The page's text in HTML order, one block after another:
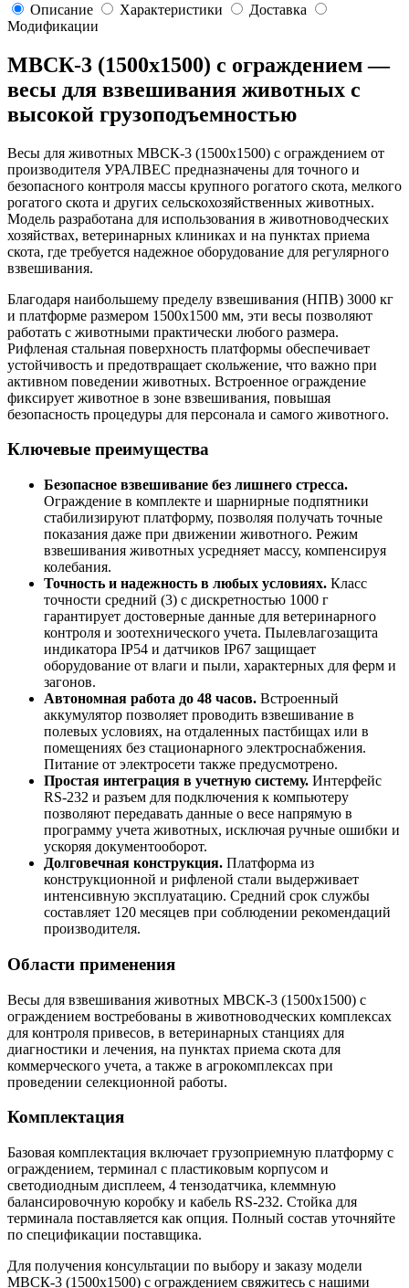
Описание
Характеристики
Доставка
Модификации
МВСК-3 (1500х1500) с ограждением —
весы для взвешивания животных с
высокой грузоподъемностью
Весы для животных МВСК-3 (1500х1500) с ограждением от
производителя УРАЛВЕС предназначены для точного и
безопасного контроля массы крупного рогатого скота, мелкого
рогатого скота и других сельскохозяйственных животных.
Модель разработана для использования в животноводческих
хозяйствах, ветеринарных клиниках и на пунктах приема
скота, где требуется надежное оборудование для регулярного
взвешивания.
Благодаря наибольшему пределу взвешивания (НПВ) 3000 кг
и платформе размером 1500х1500 мм, эти весы позволяют
работать с животными практически любого размера.
Рифленая стальная поверхность платформы обеспечивает
устойчивость и предотвращает скольжение, что важно при
активном поведении животных. Встроенное ограждение
фиксирует животное в зоне взвешивания, повышая
безопасность процедуры для персонала и самого животного.
Ключевые преимущества
Безопасное взвешивание без лишнего стресса.
Ограждение в комплекте и шарнирные подпятники
стабилизируют платформу, позволяя получать точные
показания даже при движении животного. Режим
взвешивания животных усредняет массу, компенсируя
колебания.
Точность и надежность в любых условиях. Класс
точности средний (3) с дискретностью 1000 г
гарантирует достоверные данные для ветеринарного
контроля и зоотехнического учета. Пылевлагозащита
индикатора IP54 и датчиков IP67 защищает
оборудование от влаги и пыли, характерных для ферм и
загонов.
Автономная работа до 48 часов. Встроенный
аккумулятор позволяет проводить взвешивание в
полевых условиях, на отдаленных пастбищах или в
помещениях без стационарного электроснабжения.
Питание от электросети также предусмотрено.
Простая интеграция в учетную систему. Интерфейс
RS-232 и разъем для подключения к компьютеру
позволяют передавать данные о весе напрямую в
программу учета животных, исключая ручные ошибки и
ускоряя документооборот.
Долговечная конструкция. Платформа из
конструкционной и рифленой стали выдерживает
интенсивную эксплуатацию. Средний срок службы
составляет 120 месяцев при соблюдении рекомендаций
производителя.
Области применения
Весы для взвешивания животных МВСК-3 (1500х1500) с
ограждением востребованы в животноводческих комплексах
для контроля привесов, в ветеринарных станциях для
диагностики и лечения, на пунктах приема скота для
коммерческого учета, а также в агрокомплексах при
проведении селекционной работы.
Комплектация
Базовая комплектация включает грузоприемную платформу с
ограждением, терминал с пластиковым корпусом и
светодиодным дисплеем, 4 тензодатчика, клеммную
балансировочную коробку и кабель RS-232. Стойка для
терминала поставляется как опция. Полный состав уточняйте
по спецификации поставщика.
Для получения консультации по выбору и заказу модели
МВСК-3 (1500х1500) с ограждением свяжитесь с нашими